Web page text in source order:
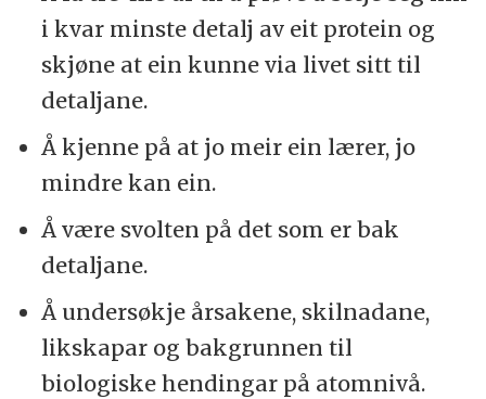
i kvar minste detalj av eit protein og
skjøne at ein kunne via livet sitt til
detaljane.
Å kjenne på at jo meir ein lærer, jo
mindre kan ein.
Å være svolten på det som er bak
detaljane.
Å undersøkje årsakene, skilnadane,
likskapar og bakgrunnen til
biologiske hendingar på atomnivå.